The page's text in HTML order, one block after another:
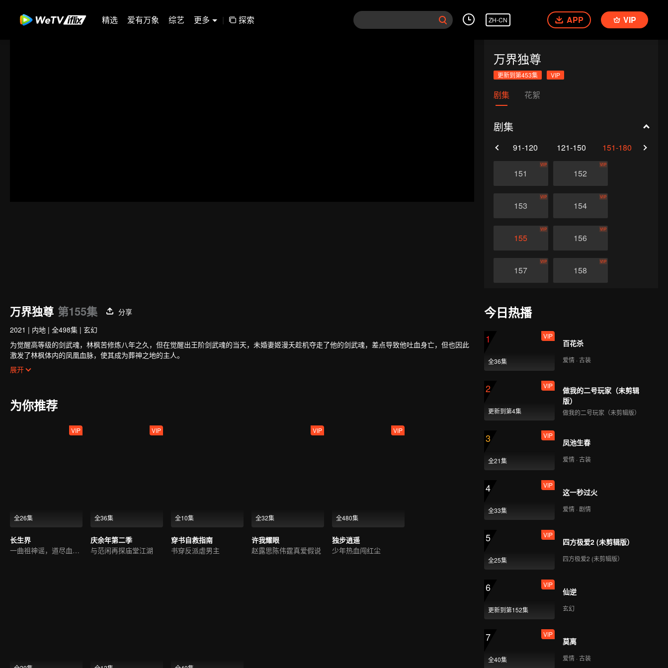
精选 爱有万象 综艺 更多 | 探索 ZH-CN APP VIP
万界独尊
更新到第453集 VIP
剧集 花絮
剧集
91-120 121-150 151-180
151
VIP
152
VIP
153
VIP
154
VIP
155
VIP
156
VIP
157
VIP
158
VIP
VIP VIP
170
VIP
172
VIP
176
VIP
178
万界独尊 第155集
分享
2021 | 内地 | 全498集 | 玄幻
为觉醒高等级的剑武魂，林枫苦修炼八年之久，但在觉醒出王阶剑武魂的当天，未婚妻姬漫夭趁机夺走了他的剑武魂，差点导致他吐血身亡，但也因此
激发了林枫体内的凤凰血脉，使其成为葬神之地的主人。
失去了剑武魂后，林枫受到了林氏家族中人的排挤和针对。幸亏在此期间，有妹妹林香儿和爷爷林镇南的陪伴、以及从葬神之地中得到的新力量的帮
助，林枫才能重拾信心，不至于一蹶不振，后来成功吸收了葬神之地中的神魔天尊强者们的力量，林枫的剑武魂因此以修复，且逐渐提升到了更高层
展开
为你推荐
全26集
VIP
长生界
一曲祖神谣，道尽血与泪
全36集
VIP
庆余年第二季
与范闲再探庙堂江湖
全10集
穿书自救指南
书穿反派虐男主
全32集
VIP
许我耀眼
赵露思陈伟霆真爱假说
全480集
VIP
独步逍遥
少年热血闯红尘
今日热播
1
全36集
VIP
百花杀
爱情 · 古装
2
更新到第4集
VIP
做我的二号玩家（未剪辑
版）
做我的二号玩家（未剪辑版）
3
全21集
VIP
凤池生春
爱情 · 古装
4
全33集
VIP
这一秒过火
爱情 · 剧情
5
全25集
VIP
四方极爱2 (未剪辑版）
四方极爱2 (未剪辑版）
6
更新到第152集
VIP
仙逆
玄幻
7
全40集
VIP
莫离
爱情 · 古装